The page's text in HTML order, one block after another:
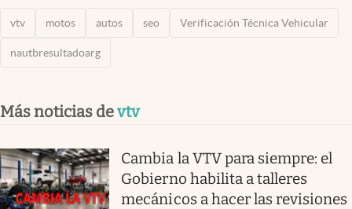
vtv motos autos seo Verificación Técnica Vehicular
nautbresultadoarg
Más noticias devtv
Cambia la VTV para siempre: el
Gobierno habilita a talleres
mecánicos a hacer las revisiones